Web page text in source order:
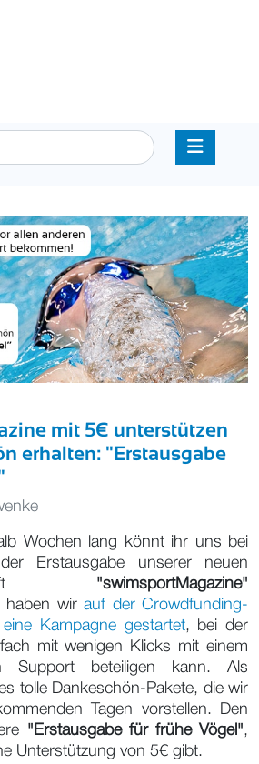
mit 5€ unterstützen
erhalten: "Erstausgabe
Wochen lang könnt ihr uns bei
Erstausgabe unserer neuen
"swimsportMagazine"
haben wir auf der Crowdfunding-
Kampagne gestartet, bei der
mit wenigen Klicks mit einem
Support beteiligen kann. Als
tolle Dankeschön-Pakete, die wir
Tagen vorstellen. Den
"Erstausgabe für frühe Vögel",
Unterstützung von 5€ gibt.